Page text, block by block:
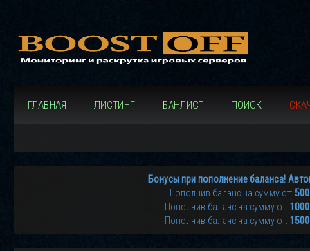
ГЛАВНАЯ ЛИСТИНГ БАНЛИСТ ПОИСК
Бонусы при пополнение баланса!
Пополнив баланс на сумму от:
Пополнив баланс на сумму от:
Пополнив баланс на сумму от: